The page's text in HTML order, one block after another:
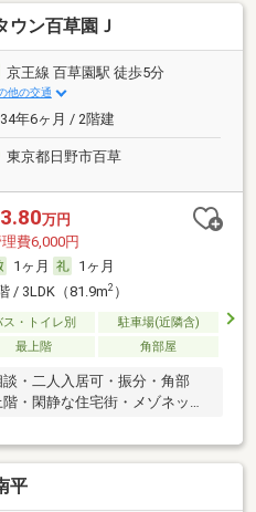
ウン百草園Ｊ
京王線 百草園駅 徒歩5分
他の交通
年6ヶ月 / 2階建
東京都日野市百草
万円
費6,000円
1ヶ月
1ヶ月
/ 3LDK（81.9m2）
ス・トイレ別
駐車場(近隣含)
最上階 角部屋
・二人入居可・振分・角部
・閑静な住宅街・メゾネッ
平